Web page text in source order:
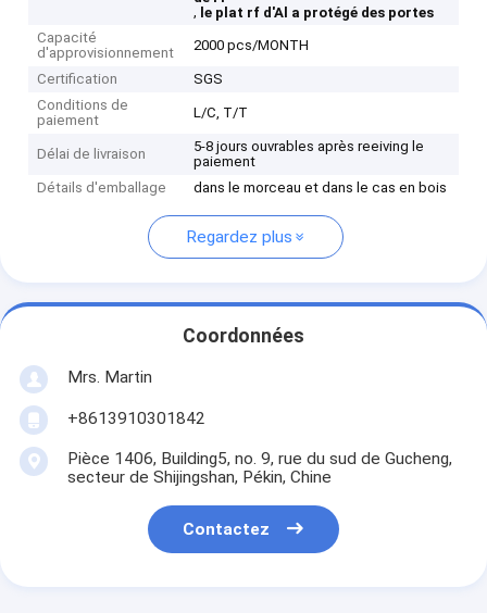
, le plat rf d'Al a protégé des portes
Capacité
d'approvisionnement
2000 pcs/MONTH
Certification
SGS
Conditions de
paiement
L/C, T/T
Délai de livraison
5-8 jours ouvrables après reeiving le
paiement
Détails d'emballage
dans le morceau et dans le cas en bois
Regardez plus
Coordonnées
Mrs. Martin
+8613910301842
Pièce 1406, Building5, no. 9, rue du sud de Gucheng,
secteur de Shijingshan, Pékin, Chine
Contactez